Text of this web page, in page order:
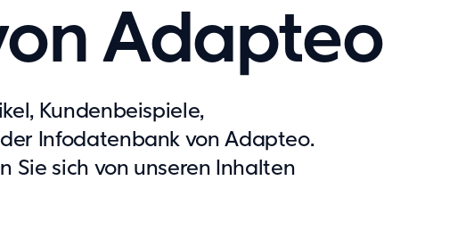
Adapteo
Kundenbeispiele,
Infodatenbank von Adapteo.
Sie sich von unseren Inhalten